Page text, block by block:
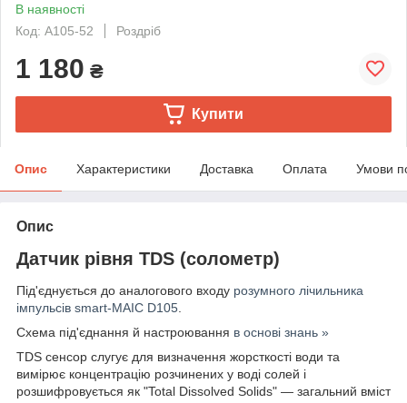
В наявності
Код: A105-52
Роздріб
1 180 ₴
Купити
Опис Характеристики Доставка Оплата Умови
Опис
Датчик рівня TDS (солометр)
Під'єднується до аналогового входу розумного лічильника
імпульсів smart-MAIC D105.
Схема під'єднання й настроювання в основі знань »
TDS сенсор слугує для визначення жорсткості води та
вимірює концентрацію розчинених у воді солей і
розшифровується як "Total Dissolved Solids" — загальний вміст